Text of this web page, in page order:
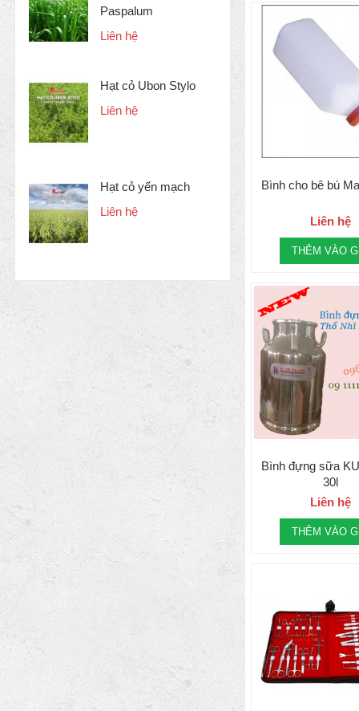
Paspalum
Liên hệ
Hạt cỏ Ubon Stylo
Liên hệ
Hạt cỏ yến mạch
Liên hệ
Bình cho bê bú
Liên hệ
THÊM VÀO
Bình đựng sữa
30l
Liên hệ
THÊM VÀO